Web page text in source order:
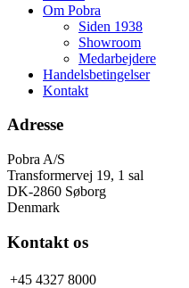
Om Pobra
Siden 1938
Showroom
Medarbejdere
Handelsbetingelser
Kontakt
Adresse
Pobra A/S
Transformervej 19, 1 sal
DK-2860 Søborg
Denmark
Kontakt os
+45 4327 8000